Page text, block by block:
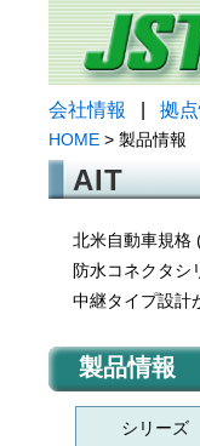
会社情報 拠
HOME > 製品情報
AIT
北米自動車規格
防水コネクタシ
中継タイプ設計
製品情報
シリーズ